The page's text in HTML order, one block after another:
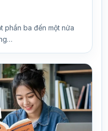
phần ba đến một nửa